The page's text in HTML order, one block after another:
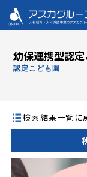
幼保連携型認
認定こども園
検索結果一覧に